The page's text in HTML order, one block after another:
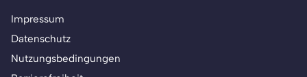
Impressum
Datenschutz
Nutzungsbedingungen